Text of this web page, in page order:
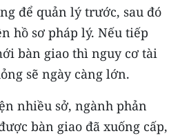
để quản lý trước, sau đó
hồ sơ pháp lý. Nếu tiếp
bàn giao thì nguy cơ tài
sẽ ngày càng lớn.
nhiều sở, ngành phản
bàn giao đã xuống cấp,